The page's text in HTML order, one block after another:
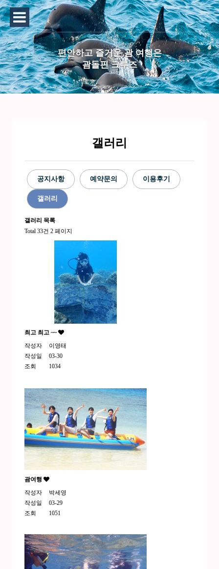
편안하고 즐거운 괌 여행은
괌돌핀 크루즈
갤러리
공지사항 예약문의 이용후기
갤러리
갤러리 목록
Total 33건 2 페이지
최고 최고 ~~
작성자
이영태
작성일
03-30
조회
1034
괌여행
작성자
박세영
작성일
03-29
조회
1051